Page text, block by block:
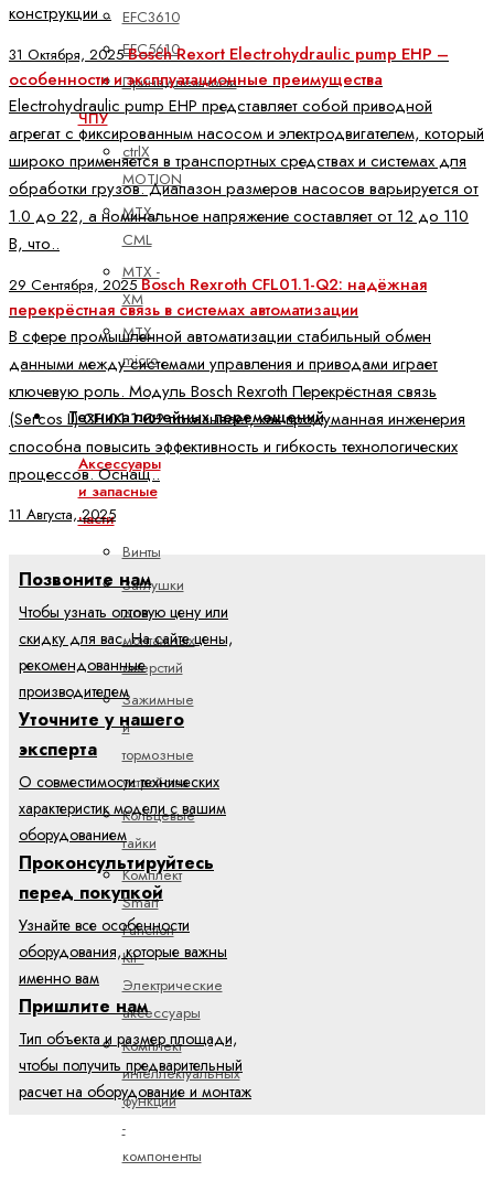
EFC3610
EFC5610
Принадлежности
ЧПУ
ctrlX
MOTION
MTX -
CML
MTX -
XM
MTX
micro
Техника линейных перемещений
Аксессуары
и запасные
части
Винты
Заглушки
для
монтажных
отверстий
Зажимные
и
тормозные
устройства
Кольцевые
гайки
Комплект
Smart
Function
Kit -
Электрические
аксессуары
Комплект
интеллектуальных
функций
-
компоненты
конструкции ..
31 Октября, 2025Bosch Rexort Electrohydraulic pump EHP –
особенности и эксплуатационные преимущества
Electrohydraulic pump EHP представляет собой приводной
агрегат с фиксированным насосом и электродвигателем, который
широко применяется в транспортных средствах и системах для
обработки грузов. Диапазон размеров насосов варьируется от
1.0 до 22, а номинальное напряжение составляет от 12 до 110
В, что..
29 Сентября, 2025Bosch Rexroth CFL01.1-Q2: надёжная
перекрёстная связь в системах автоматизации
В сфере промышленной автоматизации стабильный обмен
данными между системами управления и приводами играет
ключевую роль. Модуль Bosch Rexroth Перекрёстная связь
(Sercos II) CFL01.1-Q2 показывает, как продуманная инженерия
способна повысить эффективность и гибкость технологических
процессов. Оснащ..
11 Августа, 2025
Позвоните нам
Чтобы узнать оптовую цену или
скидку для вас. На сайте цены,
рекомендованные
производителем
Уточните у нашего
эксперта
О совместимости технических
характеристик модели с вашим
оборудованием
Проконсультируйтесь
перед покупкой
Узнайте все особенности
оборудования, которые важны
именно вам
Пришлите нам
Тип объекта и размер площади,
чтобы получить предварительный
расчет на оборудование и монтаж